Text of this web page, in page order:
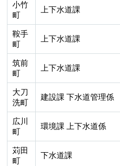
小竹
町
上下水道課
鞍手
町
上下水道課
筑前
町
上下水道課
大刀
洗町
建設課 下水道管理係
広川
町
環境課 上下水道係
苅田
町
下水道課